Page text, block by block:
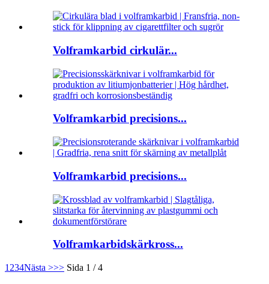
Volframkarbid cirkulär...
Volframkarbid precisions...
Volframkarbid precisions...
Volframkarbidskärkross...
1 234Nästa >>> Sida 1 / 4